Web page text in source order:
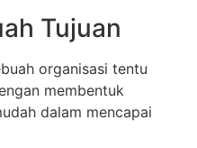
Tujuan
organisasi tentu
membentuk
dalam mencapai